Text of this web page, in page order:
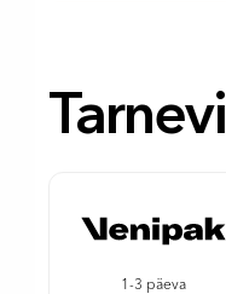
1-3 päeva